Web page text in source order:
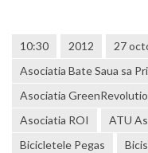
10:30 2012 27
Asociatia Bate Saua sa
Asociatia
Asociatia ROI
ATU
Bicicletele Pegas